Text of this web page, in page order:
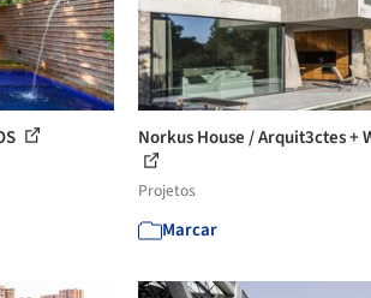
Norkus House / Arquit3ctes +
Projetos
Marcar